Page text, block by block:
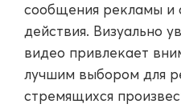
сообщения рекламы и
действия. Визуально
видео привлекает
лучшим выбором для
стремящихся